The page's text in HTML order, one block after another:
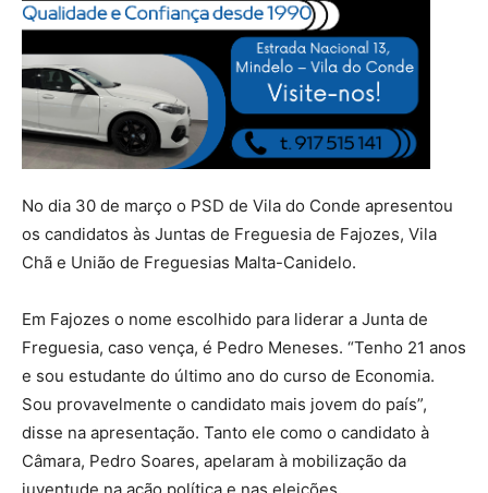
No dia 30 de março o PSD de Vila do Conde apresentou
os candidatos às Juntas de Freguesia de Fajozes, Vila
Chã e União de Freguesias Malta-Canidelo.
Em Fajozes o nome escolhido para liderar a Junta de
Freguesia, caso vença, é Pedro Meneses. “Tenho 21 anos
e sou estudante do último ano do curso de Economia.
Sou provavelmente o candidato mais jovem do país”,
disse na apresentação. Tanto ele como o candidato à
Câmara, Pedro Soares, apelaram à mobilização da